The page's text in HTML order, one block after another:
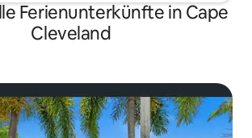
Ferienunterkünfte in Cape
Cleveland